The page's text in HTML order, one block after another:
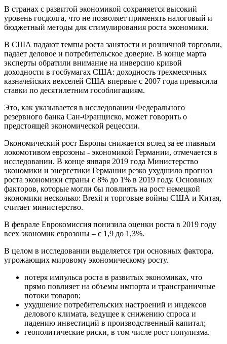
В странах с развитой экономикой сохраняется высокий
уровень госдолга, что не позволяет применять налоговый и
бюджетный методы для стимулирования роста экономики.
В США падают темпы роста занятости и розничной торговли,
падает деловое и потребительское доверие. В конце марта
эксперты обратили внимание на инверсию кривой
доходности в госбумагах США: доходность трехмесячных
казначейских векселей США впервые с 2007 года превысила
ставки по десятилетним гособлигациям.
Это, как указывается в исследовании Федерального
резервного банка Сан-Франциско, может говорить о
предстоящей экономической рецессии.
Экономический рост Европы снижается вслед за ее главным
локомотивом еврозоны - экономикой Германии, отмечается в
исследовании. В конце января 2019 года Министерство
экономики и энергетики Германии резко ухудшило прогноз
роста экономики страны с 8% до 1% в 2019 году. Основных
факторов, которые могли бы повлиять на рост немецкой
экономики несколько: Brexit и торговые войны США и Китая,
считает министерство.
В феврале Еврокомиссия понизила оценки роста в 2019 году
всех экономик еврозоны – с 1,9 до 1,3%.
В целом в исследовании выделяется три основных фактора,
угрожающих мировому экономическому росту.
потеря импульса роста в развитых экономиках, что
прямо повлияет на объемы импорта и трансграничные
потоки товаров;
ухудшение потребительских настроений и индексов
делового климата, ведущее к снижению спроса и
падению инвестиций в производственный капитал;
геополитические риски, в том числе рост популизма.